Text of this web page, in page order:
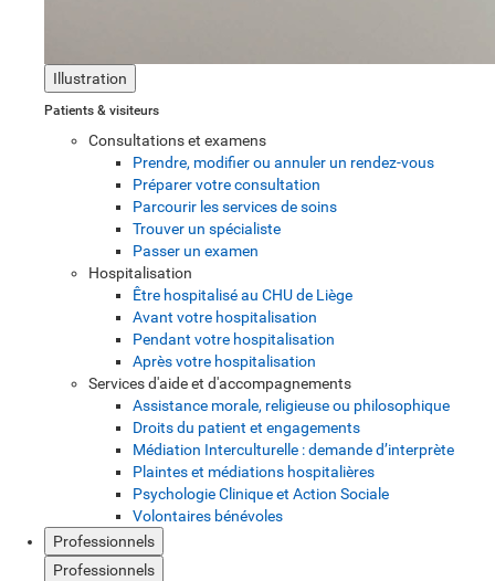
Illustration
Patients & visiteurs
Consultations et examens
Prendre, modifier ou annuler un rendez-vous
Préparer votre consultation
Parcourir les services de soins
Trouver un spécialiste
Passer un examen
Hospitalisation
Être hospitalisé au CHU de Liège
Avant votre hospitalisation
Pendant votre hospitalisation
Après votre hospitalisation
Services d'aide et d'accompagnements
Assistance morale, religieuse ou philosophique
Droits du patient et engagements
Médiation Interculturelle : demande d’interprète
Plaintes et médiations hospitalières
Psychologie Clinique et Action Sociale
Volontaires bénévoles
Professionnels
Professionnels